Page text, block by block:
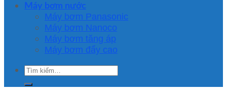
Máy bơm nước
Máy bơm Panasonic
Máy bơm Nanoco
Máy bơm tăng áp
Máy bơm đẩy cao
Tìm
kiếm: